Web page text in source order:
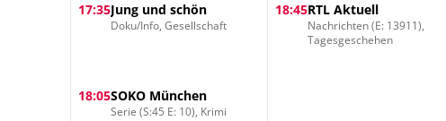
17:35Jung und schön
Doku/Info, Gesellschaft
18:05SOKO München
Serie (S:45 E: 10), Krimi
18:45RTL Aktuell
Nachrichten (E: 13911),
Tagesgeschehen